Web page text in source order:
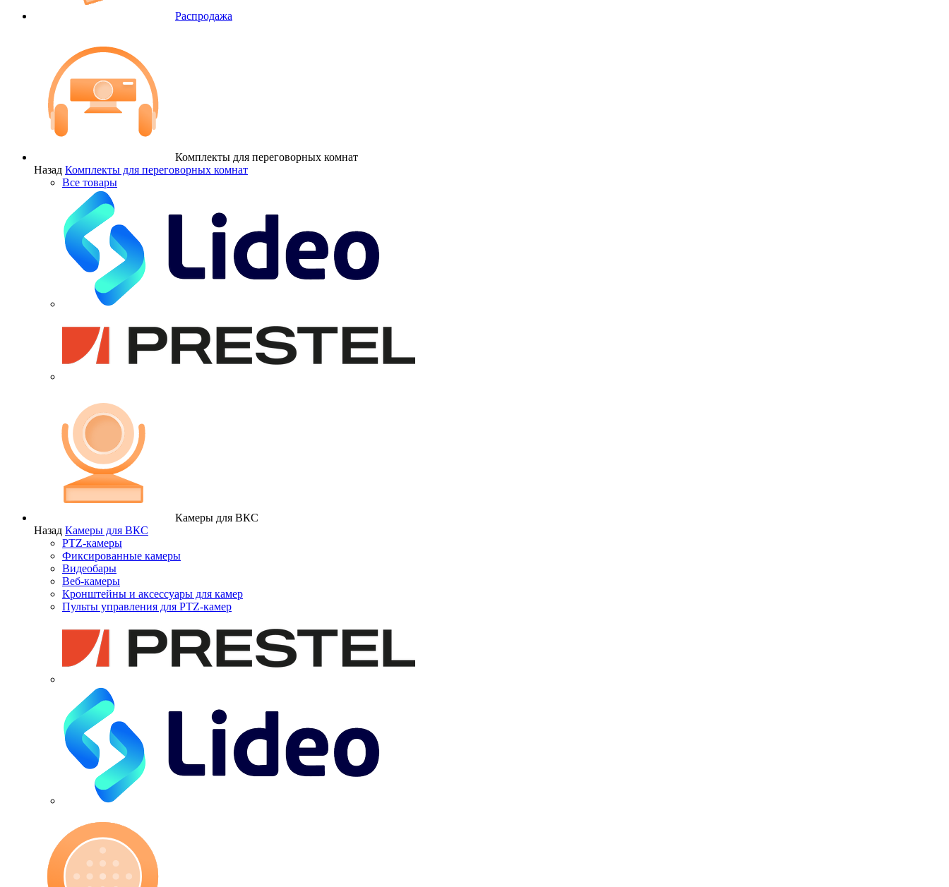
Распродажа
Комплекты для переговорных комнат
Назад Комплекты для переговорных комнат
Все товары
Камеры для ВКС
Назад Камеры для ВКС
PTZ-камеры
Фиксированные камеры
Видеобары
Веб-камеры
Кронштейны и аксессуары для камер
Пульты управления для PTZ-камер